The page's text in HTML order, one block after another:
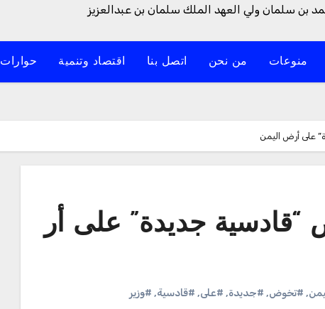
بن سلمان ولي العهد الملك سلمان بن عبدالعزيز
منوعات من نحن اتصل بنا اقتصاد وتنمية حوارات
على أرض اليمن
“قادسية جديدة” على أر
, #تخوض, #جديدة, #على, #قادسية, #وزير